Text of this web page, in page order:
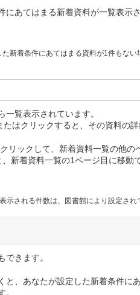
あてはまる新着資料が一覧表示さ
新着条件にあてはまる資料が1件もな
覧表示されています。
はクリックすると、その資料の詳
リックして、新着資料一覧の他の
新着資料一覧の1ページ目に移動
示される件数は、図書館により設定され
きます。
と、あなたが設定した新着条件に